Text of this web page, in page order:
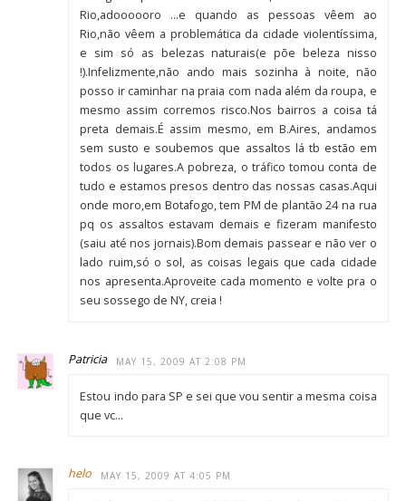
Rio,adoooooro …e quando as pessoas vêem ao
Rio,não vêem a problemática da cidade violentíssima,
e sim só as belezas naturais(e põe beleza nisso
!).Infelizmente,não ando mais sozinha à noite, não
posso ir caminhar na praia com nada além da roupa, e
mesmo assim corremos risco.Nos bairros a coisa tá
preta demais.É assim mesmo, em B.Aires, andamos
sem susto e soubemos que assaltos lá tb estão em
todos os lugares.A pobreza, o tráfico tomou conta de
tudo e estamos presos dentro das nossas casas.Aqui
onde moro,em Botafogo, tem PM de plantão 24 na rua
pq os assaltos estavam demais e fizeram manifesto
(saiu até nos jornais).Bom demais passear e não ver o
lado ruim,só o sol, as coisas legais que cada cidade
nos apresenta.Aproveite cada momento e volte pra o
seu sossego de NY, creia !
Patricia MAY 15, 2009 AT 2:08 PM
Estou indo para SP e sei que vou sentir a mesma coisa
que vc…
helo MAY 15, 2009 AT 4:05 PM